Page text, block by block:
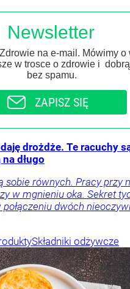
Newsletter
na e-mail. Mówimy o
w trosce o zdrowie i
bez spamu.
ZAPISZ SIĘ
drożdże. Te racuchy
długo
sobie równych. Pracy przy
w mgnieniu oka. Sekret
dwóch
Składniki odżywcze